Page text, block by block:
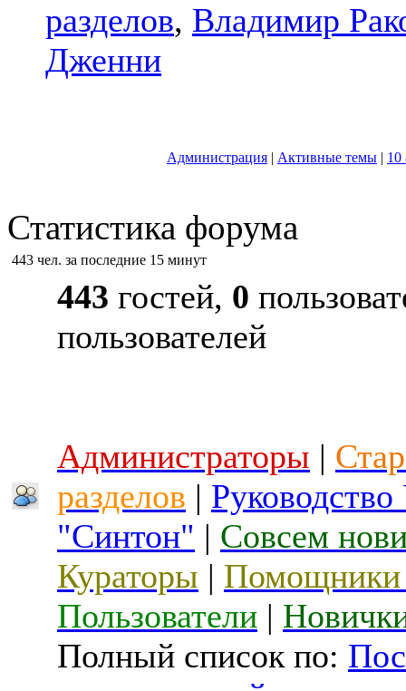
разделов, Владимир
Дженни
Администрация | Активные темы | 10
Статистика форума
443 чел. за последние 15 минут
443 гостей, 0
пользователей
Администраторы |
разделов |
"Синтон" | Совсем
Кураторы | Помощники
Пользователи |
Полный список по: